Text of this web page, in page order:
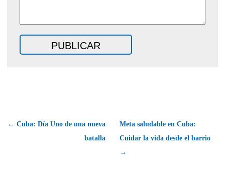
← Cuba: Día Uno de una nueva
batalla
Meta saludable en Cuba:
Cuidar la vida desde el barrio
→